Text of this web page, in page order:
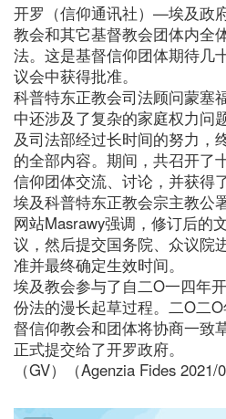
开罗（信仰通讯社）—埃及政
教会和其它基督教会团体内全
法。这是基督信仰团体期待几
议会中获得批准。
科普特东正教会司法顾问蒙塞
中还涉及了复杂的家庭权力问
及司法部经过长时间的努力，
的全部内容。期间，共召开了
信仰团体交流、讨论，并获得
埃及科普特东正教会宗主教公
网站Masrawy强调，修订后的
议，然后提交国务院、众议院
准并最终确定生效时间。
埃及教会参与了自二O一四年
份法的漫长起草过程。二O二
督信仰教会和团体将协商一致
正式提交给了开罗政府。
（GV）（Agenzia Fides 2021/